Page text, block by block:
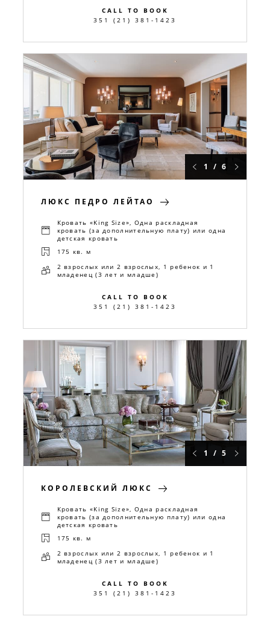
CALL TO BOOK
351 (21) 381-1423
1 / 6
ЛЮКС ПЕДРО ЛЕЙТАО
Кровать «King Size», Одна раскладная
кровать (за дополнительную плату) или одна
детская кровать
175 кв. м
2 взрослых или 2 взрослых, 1 ребенок и 1
младенец (3 лет и младше)
CALL TO BOOK
351 (21) 381-1423
1 / 5
КОРОЛЕВСКИЙ ЛЮКС
Кровать «King Size», Одна раскладная
кровать (за дополнительную плату) или одна
детская кровать
175 кв. м
2 взрослых или 2 взрослых, 1 ребенок и 1
младенец (3 лет и младше)
CALL TO BOOK
351 (21) 381-1423